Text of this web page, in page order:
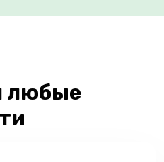
любые